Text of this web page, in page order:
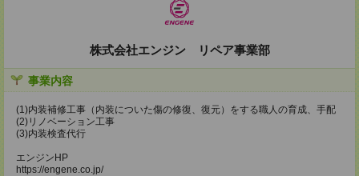
株式会社エンジン リペア事業部
事業内容
(1)内装補修工事（内装についた傷の修復、復元）をする職人の育成、手配
(2)リノベーション工事
(3)内装検査代行
エンジンHP
https://engene.co.jp/